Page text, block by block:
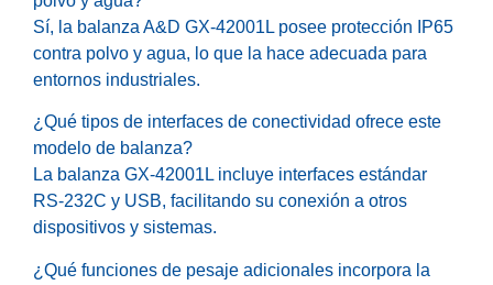
Sí, la balanza A&D GX-42001L posee protección IP65
contra polvo y agua, lo que la hace adecuada para
entornos industriales.
¿Qué tipos de interfaces de conectividad ofrece este
modelo de balanza?
La balanza GX-42001L incluye interfaces estándar
RS-232C y USB, facilitando su conexión a otros
dispositivos y sistemas.
¿Qué funciones de pesaje adicionales incorpora la